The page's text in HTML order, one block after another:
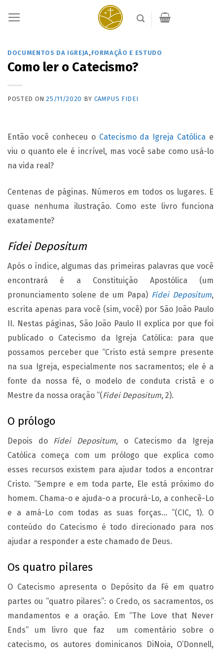
DOCUMENTOS DA IGREJA, FORMAÇÃO E ESTUDO
Como ler o Catecismo?
POSTED ON25/11/2020 BY CAMPUS FIDEI
Então você conheceu o Catecismo da Igreja Católica e
viu o quanto ele é incrível, mas você sabe como usá-lo
na vida real?
Centenas de páginas. Números em todos os lugares. E
quase nenhuma ilustração. Como este livro funciona
exatamente?
Fidei Depositum
Após o índice, algumas das primeiras palavras que você
encontrará é a Constituição Apostólica (um
pronunciamento solene de um Papa) Fidei Depositum,
escrita apenas para você (sim, você) por São João Paulo
II. Nestas páginas, São João Paulo II explica por que foi
publicado o Catecismo da Igreja Católica: para que
possamos perceber que “Cristo está sempre presente
na sua Igreja, especialmente nos sacramentos; ele é a
fonte da nossa fé, o modelo de conduta cristã e o
Mestre da nossa oração ”(Fidei Depositum, 2).
O prólogo
Depois do Fidei Depositum, o Catecismo da Igreja
Católica começa com um prólogo que explica como
esses recursos existem para ajudar todos a encontrar
Cristo. “Sempre e em toda parte, Ele está próximo do
homem. Chama-o e ajuda-o a procurá-Lo, a conhecê-Lo
e a amá-Lo com todas as suas forças… ”(CIC, 1). O
conteúdo do Catecismo é todo direcionado para nos
ajudar a responder a este chamado de Deus.
Os quatro pilares
O Catecismo apresenta o Depósito da Fé em quatro
partes ou “quatro pilares”: o Credo, os sacramentos, os
mandamentos e a oração. Em “The Love that Never
Ends” um livro que faz um comentário sobre o
catecismo, os autores dominicanos DiNoia, O’Donnell,